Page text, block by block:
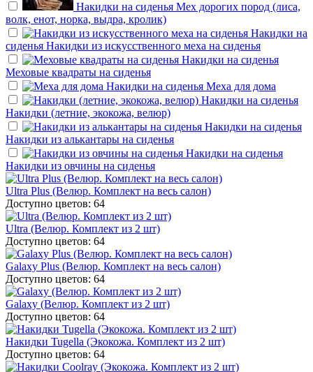
Накидки на сиденья Мех дорогих пород (лиса,
волк, енот, норка, выдра, кролик)
Накидки на
сиденья Накидки из искусственного меха на сиденья
Накидки на сиденья
Меховые квадраты на сиденья
Накидки на сиденья Меха для дома
Накидки на сиденья
Накидки (летние, экокожа, велюр)
Накидки на сиденья
Накидки из алькантары на сиденья
Накидки на сиденья
Накидки из овчины на сиденья
Ultra Plus (Велюр. Комплект на весь салон)
Доступно цветов: 64
Ultra (Велюр. Комплект из 2 шт)
Доступно цветов: 64
Galaxy Plus (Велюр. Комплект на весь салон)
Доступно цветов: 64
Galaxy (Велюр. Комплект из 2 шт)
Доступно цветов: 64
Накидки Tugella (Экокожа. Комплект из 2 шт)
Доступно цветов: 64